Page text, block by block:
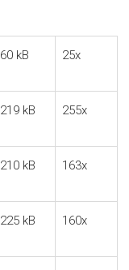
60 kB 25x
219 kB 255x
210 kB 163x
225 kB 160x